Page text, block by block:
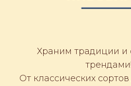
Храним традиции и
трендами!
От классических